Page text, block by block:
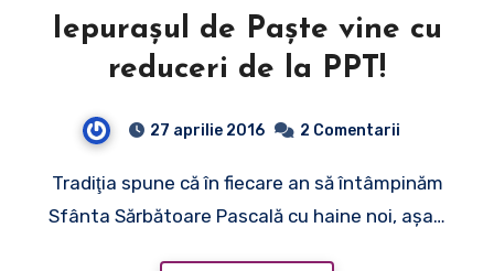
Iepuraşul de Paşte vine cu
reduceri de la PPT!
27 aprilie 2016 2 Comentarii
Tradiţia spune că în fiecare an să întâmpinăm
Sfânta Sărbătoare Pascală cu haine noi, aşa…